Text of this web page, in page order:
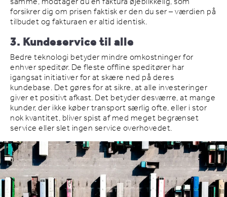
forsikrer dig om prisen faktisk er den du ser – værdien på
tilbudet og fakturaen er altid identisk.
3. Kundeservice til alle
Bedre teknologi betyder mindre omkostninger for
enhver speditør. De fleste offline speditører har
igangsat initiativer for at skære ned på deres
kundebase. Det gøres for at sikre, at alle investeringer
giver et positivt afkast. Det betyder desværre, at mange
kunder, der ikke køber transport særlig ofte, eller i stor
nok kvantitet, bliver spist af med meget begrænset
service eller slet ingen service overhovedet.